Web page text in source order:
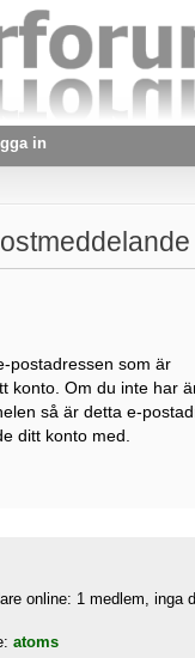
in
postadressen som är
konto. Om du inte har
så är detta e-
ditt konto med.
online: 1 medlem,
atoms